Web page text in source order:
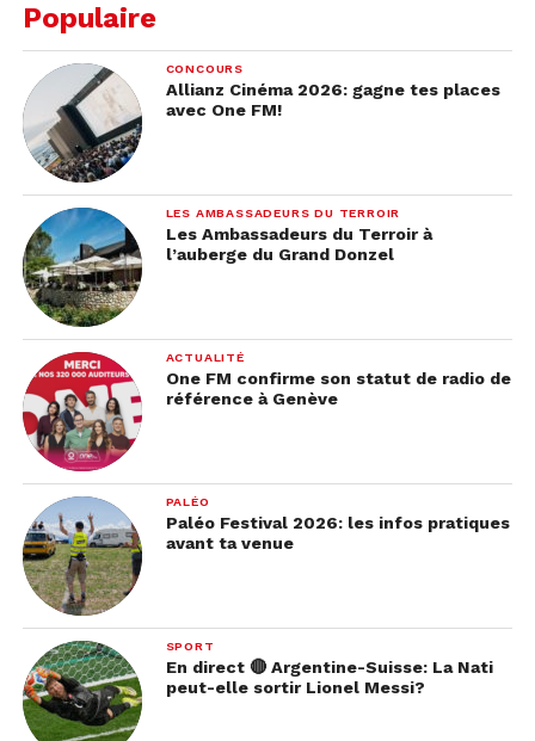
Populaire
CONCOURS
Allianz Cinéma 2026: gagne tes places
avec One FM!
LES AMBASSADEURS DU TERROIR
Les Ambassadeurs du Terroir à
l’auberge du Grand Donzel
ACTUALITÉ
One FM confirme son statut de radio de
référence à Genève
PALÉO
Paléo Festival 2026: les infos pratiques
avant ta venue
SPORT
En direct 🔴 Argentine-Suisse: La Nati
peut-elle sortir Lionel Messi?